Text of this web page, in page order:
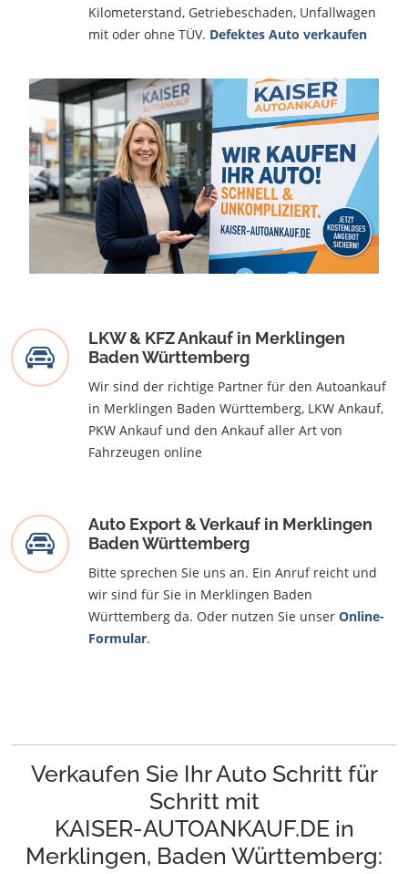
Kilometerstand, Getriebeschaden, Unfallwagen
mit oder ohne TÜV. Defektes Auto verkaufen
LKW & KFZ Ankauf in Merklingen
Baden Württemberg
Wir sind der richtige Partner für den Autoankauf
in Merklingen Baden Württemberg, LKW Ankauf,
PKW Ankauf und den Ankauf aller Art von
Fahrzeugen online
Auto Export & Verkauf in Merklingen
Baden Württemberg
Bitte sprechen Sie uns an. Ein Anruf reicht und
wir sind für Sie in Merklingen Baden
Württemberg da. Oder nutzen Sie unser Online-
Formular.
Verkaufen Sie Ihr Auto Schritt für
Schritt mit
KAISER-AUTOANKAUF.DE in
Merklingen, Baden Württemberg: